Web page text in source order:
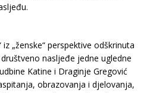
„ženske“ perspektive odškrinuta
nasljeđe jedne ugledne
Katine i Draginje Gregović
obrazovanja i djelovanja,